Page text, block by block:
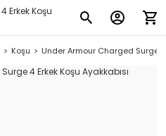
Koşu Under Armour Charged Surge 4